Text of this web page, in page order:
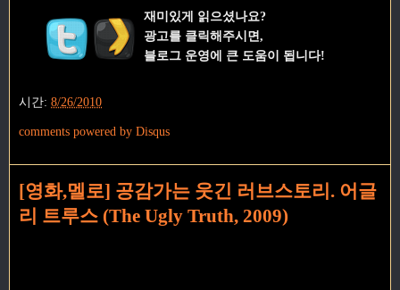
재미있게 읽으셨나요?
광고를 클릭해주시면,
블로그 운영에 큰 도움이 됩니다!
시간: 8/26/2010
comments powered by Disqus
[영화,멜로] 공감가는 웃긴 러브스토리. 어글
리 트루스 (The Ugly Truth, 2009)